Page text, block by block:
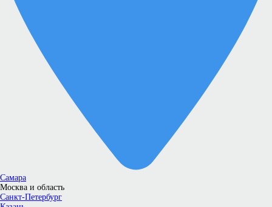
Самара
Москва и область
Санкт-Петербург